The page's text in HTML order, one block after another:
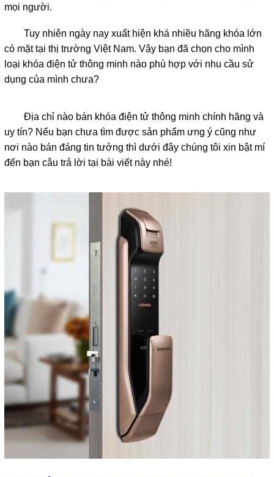
mọi người.
Tuy nhiên ngày nay xuất hiện khá nhiều hãng khóa lớn
có mặt tại thị trường Việt Nam. Vậy bạn đã chọn cho mình
loại khóa điện tử thông minh nào phù hợp với nhu cầu sử
dụng của mình chưa?
Địa chỉ nào bán khóa điện tử thông minh chính hãng và
uy tín? Nếu bạn chưa tìm được sản phẩm ưng ý cũng như
nơi nào bán đáng tin tưởng thì dưới đây chúng tôi xin bật mí
đến bạn câu trả lời tại bài viết này nhé!